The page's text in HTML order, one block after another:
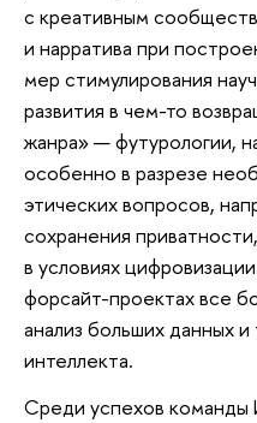
с креативным
и нарратива при
мер стимулирования
развития в чем-то
жанра» — футурологии,
особенно в разрезе
этических вопросов,
сохранения
в условиях
форсайт-проектах все
анализ больших данных
интеллекта.
Среди успехов